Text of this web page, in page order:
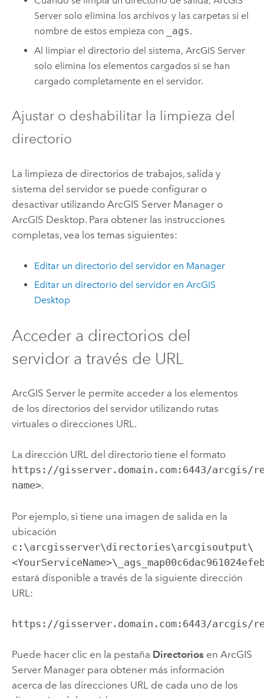
Server solo elimina los archivos y las carpetas si el
nombre de estos empieza con
_ags.
Al limpiar el directorio del sistema,ArcGIS Server
solo elimina los elementos cargados si se han
cargado completamente en el servidor.
Ajustar o deshabilitar la limpieza del
directorio
La limpieza de directorios de trabajos, salida y
sistema del servidor se puede configurar o
desactivar utilizando ArcGIS Server Managero
ArcGIS Desktop. Para obtener las instrucciones
completas, vea los temas siguientes:
Editar un directorio del servidor en Manager
Editar un directorio del servidor enArcGIS
Desktop
Acceder a directorios del
servidor a través de URL
ArcGIS Serverle permite acceder a los elementos
de los directorios del servidor utilizando rutas
virtuales o direcciones URL.
La dirección URL del directorio tiene el formato
https://gisserver.domain.com:6443/
name>.
Por ejemplo, si tiene una imagen de salida en la
ubicación
c:\arcgisserver\directories\arcgisoutput\
estará disponible a través de la siguiente dirección
URL:
https://gisserver.domain.com:6443/arcgis/
Puede hacer clic en la pestaña Directorios en ArcGIS
Server Manager para obtener más información
acerca de las direcciones URL de cada uno de los